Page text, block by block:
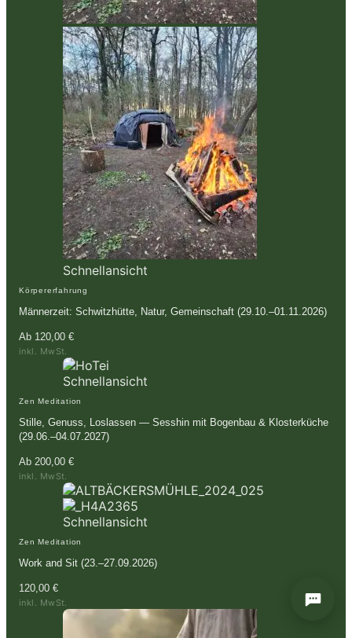
Schnellansicht
Körpererfahrung
Männerzeit: Schwitzhütte, Natur, Gemeinschaft (29.10.–01.11.2026)
Ab 120,00 €
inkl. MwSt.
Schnellansicht
Zen Meditation
Stille, Genuss, Loslassen — Sesshin mit Bogenbau & Klosterküche
(29.06.–04.07.2027)
Ab 200,00 €
inkl. MwSt.
Schnellansicht
Zen Meditation
Work and Sit (23.–27.09.2026)
120,00 €
inkl. MwSt.